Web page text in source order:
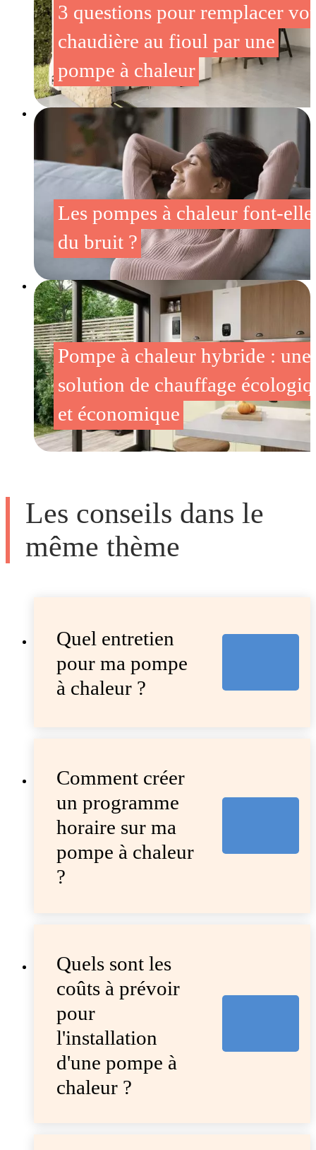
3 questions pour remplacer
chaudière au fioul par une
pompe à chaleur
Les pompes à chaleur font-
du bruit ?
Pompe à chaleur hybride : une
solution de chauffage
et économique
Les conseils dans le
même thème
Quel entretien
pour ma pompe
à chaleur ?
Comment créer
un programme
horaire sur ma
pompe à chaleur
?
Quels sont les
coûts à prévoir
pour
l'installation
d'une pompe à
chaleur ?